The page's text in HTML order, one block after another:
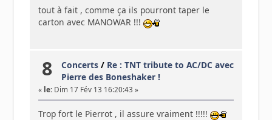
tout à fait , comme ça ils pourront taper le
carton avec MANOWAR !!!
8 Concerts / Re : TNT tribute to AC/DC avec
Pierre des Boneshaker !
« le:Dim 17 Fév 13 16:20:43 »
Trop fort le Pierrot , il assure vraiment !!!!!